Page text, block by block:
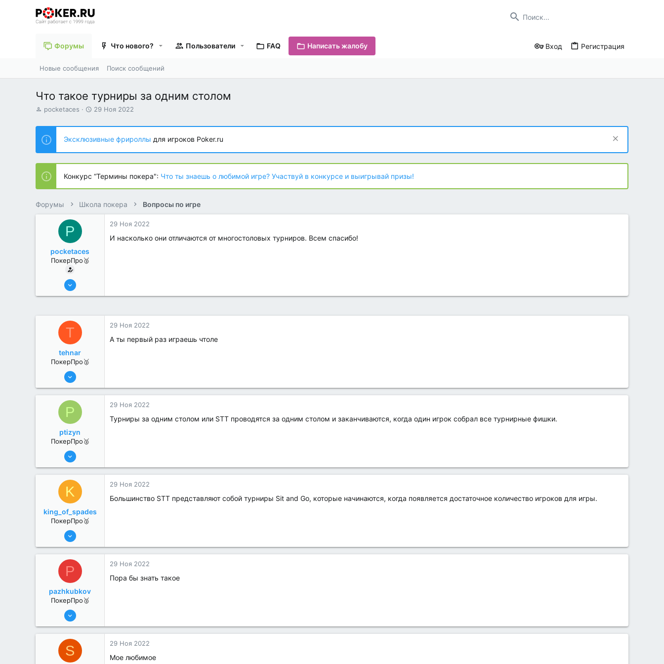
Форумы Что нового? Пользователи FAQ Написать жалобу Вход Регистрация
Новые сообщения Поиск сообщений
Что такое турниры за одним столом
А
т
о
р
т
е
м
ы
pocketaces
Д
т
н
а
ч
а
29 Ноя 2022
Эксклюзивные фрироллы для игроков Poker.ru
Конкурс “Термины покера": Что ты знаешь о любимой игре? Участвуй в конкурсе и выигрывай призы!
Форумы Школа покера Вопросы по игре
P
pocketaces
ПокерПро🥈
6 Июн 2022
29 Ноя 2022
И насколько они отличаются от многостоловых турниров. Всем спасибо!
T
tehnar
ПокерПро🥈
6 Июн 2022
1
29 Ноя 2022
А ты первый раз играешь чтоле
P
ptizyn
ПокерПро🥈
6 Июн 2022
0
29 Ноя 2022
Турниры за одним столом или STT проводятся за одним столом и заканчиваются, когда один игрок собрал все турнирные фишки.
K
king_of_spades
ПокерПро🥈
6 Июн 2022
0
29 Ноя 2022
Большинство STT представляют собой турниры Sit and Go, которые начинаются, когда появляется достаточное количество игроков для игры.
P
pazhkubkov
ПокерПро🥈
6 Июн 2022
0
29 Ноя 2022
Пора бы знать такое
S 29 Ноя 2022
Мое любимое